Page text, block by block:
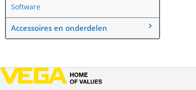
Software
Accessoires en onderdelen